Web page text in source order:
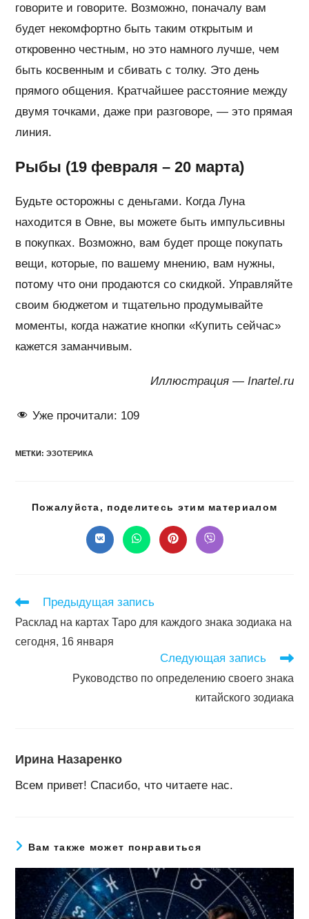
говорите и говорите. Возможно, поначалу вам
будет некомфортно быть таким открытым и
откровенно честным, но это намного лучше, чем
быть косвенным и сбивать с толку. Это день
прямого общения. Кратчайшее расстояние между
двумя точками, даже при разговоре, — это прямая
линия.
Рыбы (19 февраля – 20 марта)
Будьте осторожны с деньгами. Когда Луна
находится в Овне, вы можете быть импульсивны
в покупках. Возможно, вам будет проще покупать
вещи, которые, по вашему мнению, вам нужны,
потому что они продаются со скидкой. Управляйте
своим бюджетом и тщательно продумывайте
моменты, когда нажатие кнопки «Купить сейчас»
кажется заманчивым.
Иллюстрация — Inartel.ru
Уже прочитали: 109
МЕТКИ:ЭЗОТЕРИКА
Пожалуйста, поделитесь этим материалом
Открывается
в
Открывается
в
Открывается
в
Открывается
в
Читать
статьи
Предыдущая запись
Расклад на картах Таро для каждого знака зодиака на
сегодня, 16 января
Следующая запись
Руководство по определению своего знака
китайского зодиака
Ирина Назаренко
Всем привет! Спасибо, что читаете нас.
Вам также может понравиться